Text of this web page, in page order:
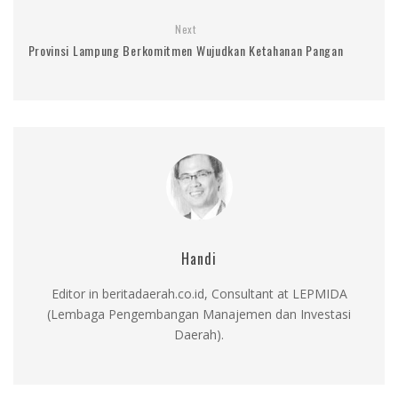
Next
Provinsi Lampung Berkomitmen Wujudkan Ketahanan Pangan
Handi
Editor in beritadaerah.co.id, Consultant at LEPMIDA
(Lembaga Pengembangan Manajemen dan Investasi
Daerah).